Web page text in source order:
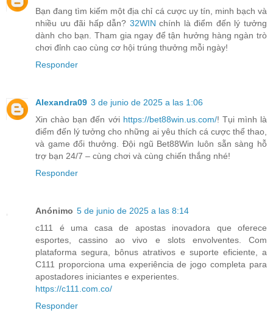
Bạn đang tìm kiếm một địa chỉ cá cược uy tín, minh bạch và
nhiều ưu đãi hấp dẫn? 32WIN chính là điểm đến lý tưởng
dành cho bạn. Tham gia ngay để tận hưởng hàng ngàn trò
chơi đỉnh cao cùng cơ hội trúng thưởng mỗi ngày!
Responder
Alexandra09 3 de junio de 2025 a las 1:06
Xin chào bạn đến với https://bet88win.us.com/! Tụi mình là
điểm đến lý tưởng cho những ai yêu thích cá cược thể thao,
và game đổi thưởng. Đội ngũ Bet88Win luôn sẵn sàng hỗ
trợ bạn 24/7 – cùng chơi và cùng chiến thắng nhé!
Responder
Anónimo 5 de junio de 2025 a las 8:14
c111 é uma casa de apostas inovadora que oferece
esportes, cassino ao vivo e slots envolventes. Com
plataforma segura, bônus atrativos e suporte eficiente, a
C111 proporciona uma experiência de jogo completa para
apostadores iniciantes e experientes.
https://c111.com.co/
Responder